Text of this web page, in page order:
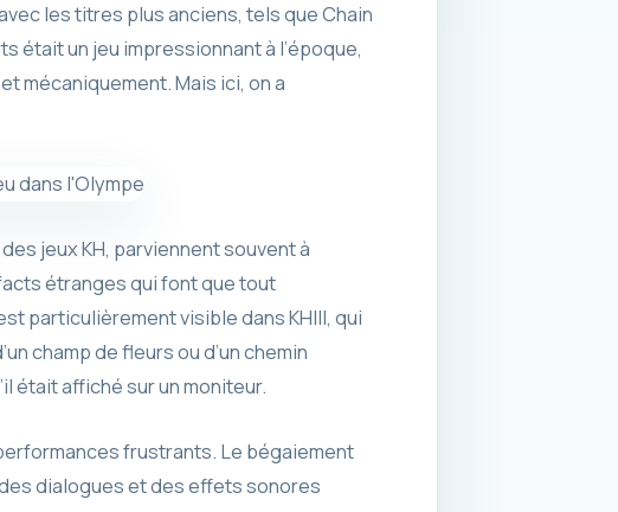
les titres plus anciens, tels que Chain
était un jeu impressionnant à l’époque,
mécaniquement. Mais ici, on a
jeux KH, parviennent souvent à
étranges qui font que tout
particulièrement visible dans KHIII, qui
champ de fleurs ou d’un chemin
était affiché sur un moniteur.
frustrants. Le bégaiement
dialogues et des effets sonores